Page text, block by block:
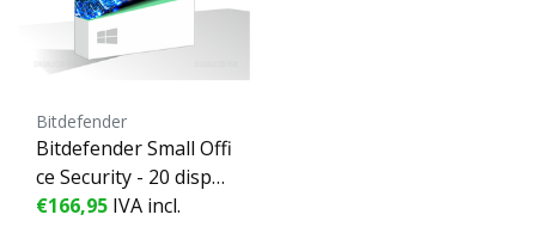
Bitdefender
Bitdefender Small Offi
ce Security - 20 dispo
sitivos - 2 Años
€166,95 IVA incl.